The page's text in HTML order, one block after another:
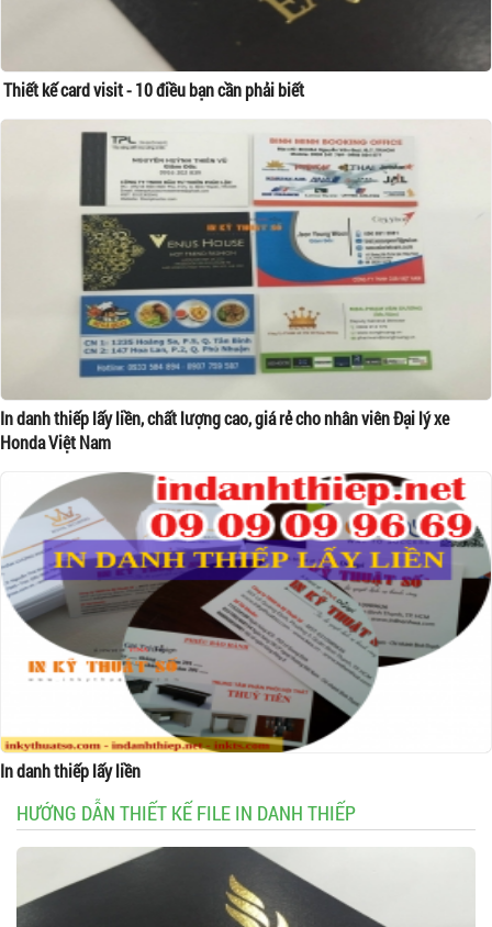
Thiết kế card visit - 10 điều bạn cần phải biết
In danh thiếp lấy liền, chất lượng cao, giá rẻ cho nhân viên Đại lý xe
Honda Việt Nam
In danh thiếp lấy liền
HƯỚNG DẪN THIẾT KẾ FILE IN DANH THIẾP